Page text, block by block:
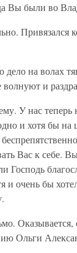
Вы были во
Привязался
дело на волах
и
У нас
и хотя бы
Вас к себе.
Господь
и очень бы
Оказывается,
Ольги